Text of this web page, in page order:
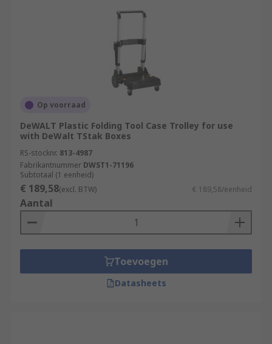
Op voorraad
DeWALT Plastic Folding Tool Case Trolley for use
with DeWalt TStak Boxes
RS-stocknr. 813-4987
Fabrikantnummer DWST1-71196
Subtotaal (1 eenheid)
€ 189,58(excl. BTW) € 189,58/eenheid
Aantal
Toevoegen
Datasheets